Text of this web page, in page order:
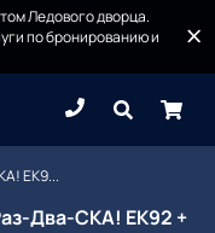
Ледового дворца.
по бронированию и
ЕК9...
Два-СКА! ЕК92 +